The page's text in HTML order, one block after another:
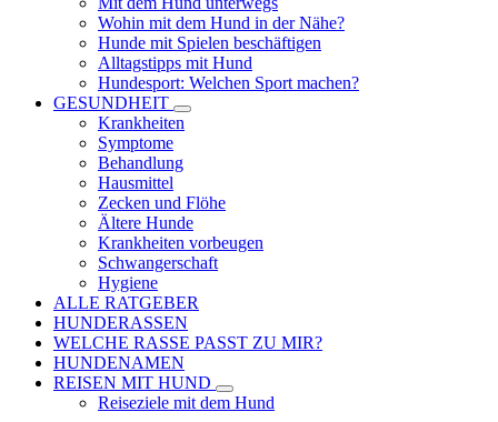
Wohin mit dem Hund in der Nähe?
Hunde mit Spielen beschäftigen
Alltagstipps mit Hund
Hundesport: Welchen Sport machen?
GESUNDHEIT
Krankheiten
Symptome
Behandlung
Hausmittel
Zecken und Flöhe
Ältere Hunde
Krankheiten vorbeugen
Schwangerschaft
Hygiene
ALLE RATGEBER
HUNDERASSEN
WELCHE RASSE PASST ZU MIR?
HUNDENAMEN
REISEN MIT HUND
Reiseziele mit dem Hund